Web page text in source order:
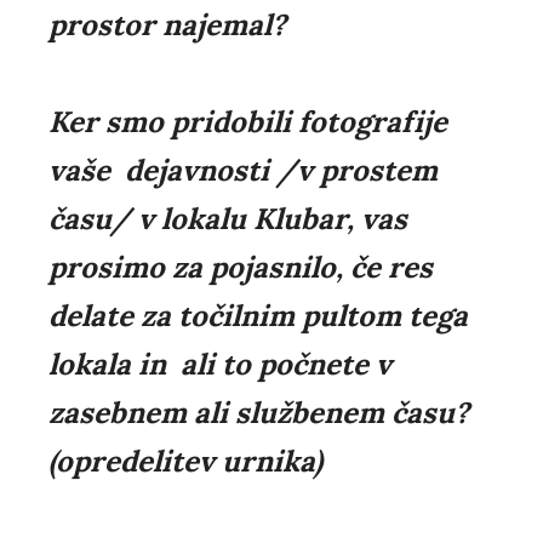
prostor najemal?
Ker smo pridobili fotografije
vaše dejavnosti /v prostem
času/ v lokalu Klubar, vas
prosimo za pojasnilo, če res
delate za točilnim pultom tega
lokala in ali to počnete v
zasebnem ali službenem času?
(opredelitev urnika)